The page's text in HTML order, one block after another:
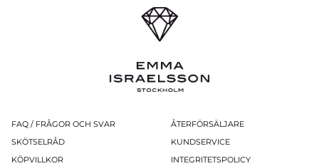
FAQ / FRÅGOR OCH SVAR
SKÖTSELRÅD
KÖPVILLKOR
ÅTERFÖRSÄLJARE
KUNDSERVICE
INTEGRITETSPOLICY